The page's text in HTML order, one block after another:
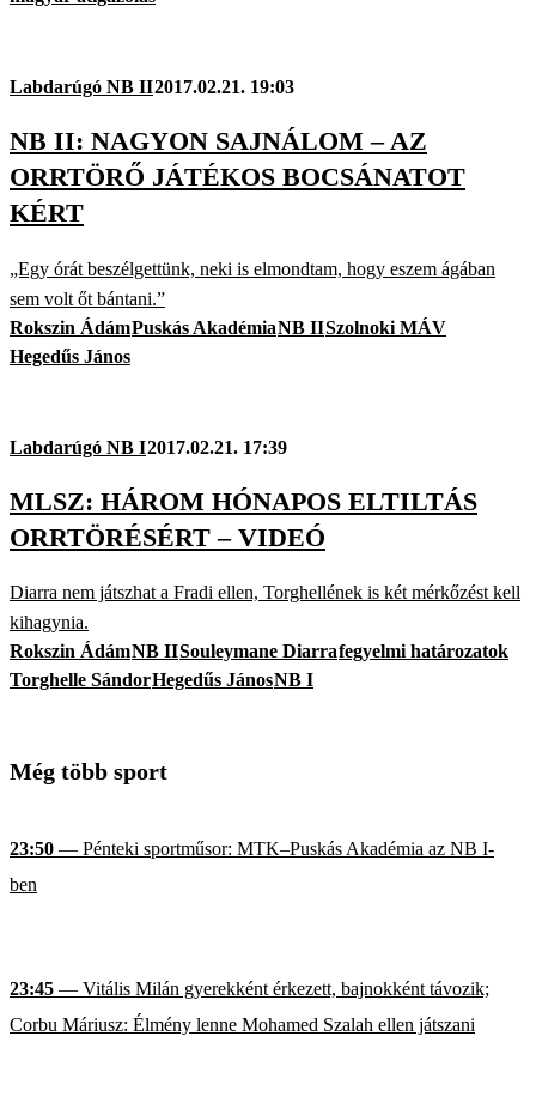
Labdarúgó NB II2017.02.21. 19:03
NB II: NAGYON SAJNÁLOM – AZ
ORRTÖRŐ JÁTÉKOS BOCSÁNATOT
KÉRT
„Egy órát beszélgettünk, neki is elmondtam, hogy eszem ágában
sem volt őt bántani.”
Rokszin ÁdámPuskás AkadémiaNB IISzolnoki MÁV
Hegedűs János
Labdarúgó NB I2017.02.21. 17:39
MLSZ: HÁROM HÓNAPOS ELTILTÁS
ORRTÖRÉSÉRT – VIDEÓ
Diarra nem játszhat a Fradi ellen, Torghellének is két mérkőzést kell
kihagynia.
Rokszin ÁdámNB IISouleymane Diarrafegyelmi határozatok
Torghelle SándorHegedűs JánosNB I
Még több sport
23:50 — Pénteki sportműsor: MTK–Puskás Akadémia az NB I-
ben
23:45 — Vitális Milán gyerekként érkezett, bajnokként távozik;
Corbu Máriusz: Élmény lenne Mohamed Szalah ellen játszani